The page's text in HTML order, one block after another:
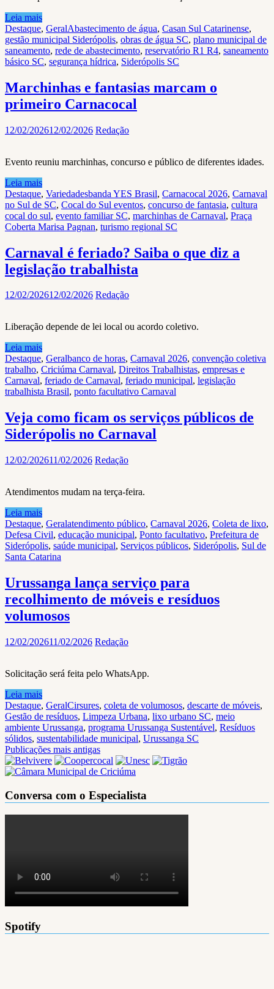
Leia mais
Destaque, GeralAbastecimento de água, Casan Sul Catarinense,
gestão municipal Siderópolis, obras de água SC, plano municipal de
saneamento, rede de abastecimento, reservatório R1 R4, saneamento
básico SC, segurança hídrica, Siderópolis SC
Marchinhas e fantasias marcam o
primeiro Carnacocal
12/02/202612/02/2026 Redação
Evento reuniu marchinhas, concurso e público de diferentes idades.
Leia mais
Destaque, Variedadesbanda YES Brasil, Carnacocal 2026, Carnaval
no Sul de SC, Cocal do Sul eventos, concurso de fantasia, cultura
cocal do sul, evento familiar SC, marchinhas de Carnaval, Praça
Coberta Marisa Pagnan, turismo regional SC
Carnaval é feriado? Saiba o que diz a
legislação trabalhista
12/02/202612/02/2026 Redação
Liberação depende de lei local ou acordo coletivo.
Leia mais
Destaque, Geralbanco de horas, Carnaval 2026, convenção coletiva
trabalho, Criciúma Carnaval, Direitos Trabalhistas, empresas e
Carnaval, feriado de Carnaval, feriado municipal, legislação
trabalhista Brasil, ponto facultativo Carnaval
Veja como ficam os serviços públicos de
Siderópolis no Carnaval
12/02/202611/02/2026 Redação
Atendimentos mudam na terça-feira.
Leia mais
Destaque, Geralatendimento público, Carnaval 2026, Coleta de lixo,
Defesa Civil, educação municipal, Ponto facultativo, Prefeitura de
Siderópolis, saúde municipal, Serviços públicos, Siderópolis, Sul de
Santa Catarina
Urussanga lança serviço para
recolhimento de móveis e resíduos
volumosos
12/02/202611/02/2026 Redação
Solicitação será feita pelo WhatsApp.
Leia mais
Destaque, GeralCirsures, coleta de volumosos, descarte de móveis,
Gestão de resíduos, Limpeza Urbana, lixo urbano SC, meio
ambiente Urussanga, programa Urussanga Sustentável, Resíduos
sólidos, sustentabilidade municipal, Urussanga SC
Navegação
por
Publicações mais antigas
Conversa com o Especialista
Spotify